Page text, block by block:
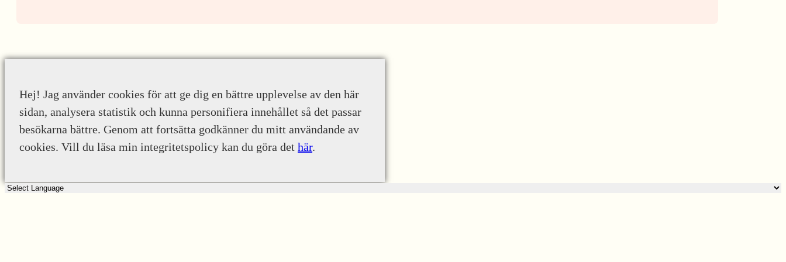
Hej! Jag använder cookies för att ge dig en bättre upplevelse av den här
sidan, analysera statistik och kunna personifiera innehållet så det passar
besökarna bättre. Genom att fortsätta godkänner du mitt användande av
cookies. Vill du läsa min integritetspolicy kan du göra det här.